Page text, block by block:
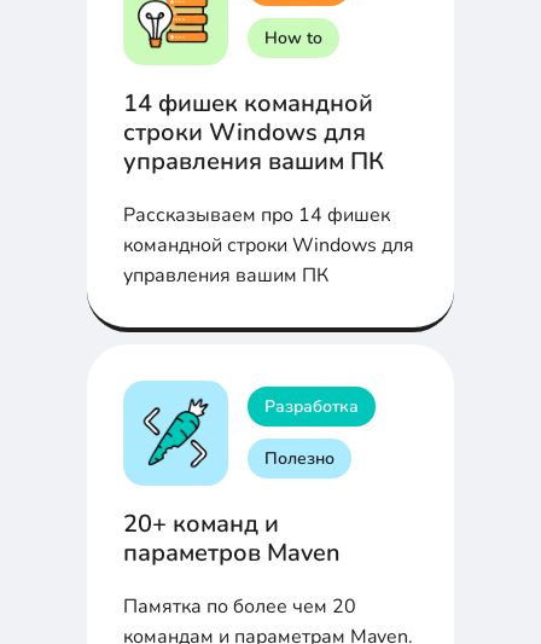
How to
14 фишек командной
строки Windows для
управления вашим ПК
Рассказываем про 14 фишек
командной строки Windows для
управления вашим ПК
Разработка
Полезно
20+ команд и
параметров Maven
Памятка по более чем 20
командам и параметрам Maven.